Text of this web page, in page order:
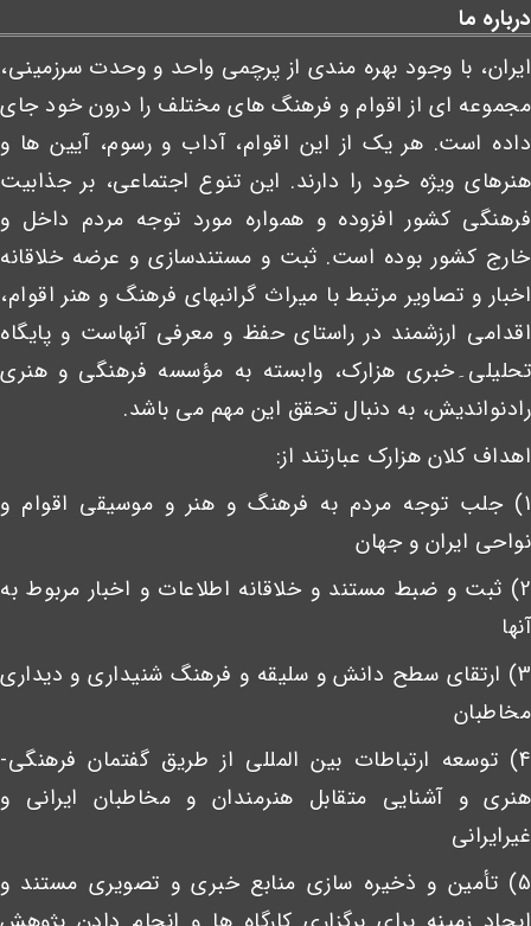
درباره ما
ایران، با وجود بهره مندی از پرچمی واحد و وحدت سرزمینی،
مجموعه ای از اقوام و فرهنگ های مختلف را درون خود جای
داده است. هر یک از این اقوام، آداب و رسوم، آیین ها و
هنرهای ویژه خود را دارند. این تنوع اجتماعی، بر جذابیت
فرهنگی کشور افزوده و همواره مورد توجه مردم داخل و
خارج کشور بوده است. ثبت و مستندسازی و عرضه خلاقانه
اخبار و تصاویر مرتبط با میراث گرانبهای فرهنگ و هنر اقوام،
اقدامی ارزشمند در راستای حفظ و معرفی آنهاست و پایگاه
تحلیلی۔خبری هزارک، وابسته به مؤسسه فرهنگی و هنری
رادنواندیش، به دنبال تحقق این مهم می باشد.
اهداف کلان هزارک عبارتند از:
1) جلب توجه مردم به فرهنگ و هنر و موسیقی اقوام و
نواحی ایران و جهان
2) ثبت و ضبط مستند و خلاقانه اطلاعات و اخبار مربوط به
آنها
3) ارتقای سطح دانش و سلیقه و فرهنگ شنیداری و دیداری
مخاطبان
4) توسعه ارتباطات بین المللی از طریق گفتمان فرهنگی-
هنری و آشنایی متقابل هنرمندان و مخاطبان ایرانی و
غیرایرانی
5) تأمین و ذخیره سازی منابع خبری و تصویری مستند و